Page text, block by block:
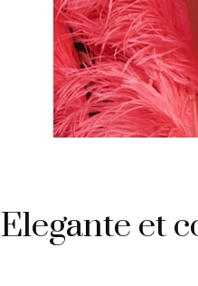
Elegante et